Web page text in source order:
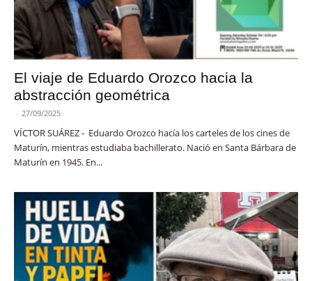
El viaje de Eduardo Orozco hacia la
abstracción geométrica
- 27/09/2025
VÍCTOR SUÁREZ - Eduardo Orozco hacía los carteles de los cines de
Maturín, mientras estudiaba bachillerato. Nació en Santa Bárbara de
Maturín en 1945. En...